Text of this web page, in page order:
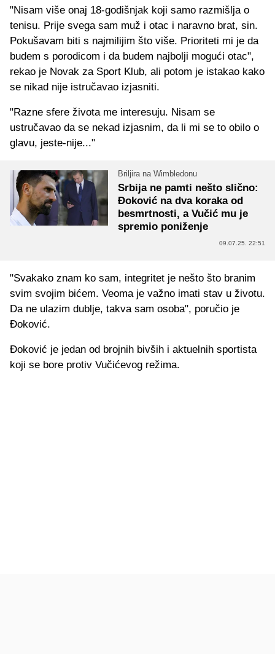
"Nisam više onaj 18-godišnjak koji samo razmišlja o
tenisu. Prije svega sam muž i otac i naravno brat, sin.
Pokušavam biti s najmilijim što više. Prioriteti mi je da
budem s porodicom i da budem najbolji mogući otac",
rekao je Novak za Sport Klub, ali potom je istakao kako
se nikad nije istručavao izjasniti.
"Razne sfere života me interesuju. Nisam se
ustručavao da se nekad izjasnim, da li mi se to obilo o
glavu, jeste-nije..."
Briljira na Wimbledonu
Srbija ne pamti nešto slično:
Đoković na dva koraka od
besmrtnosti, a Vučić mu je
spremio poniženje
09.07.25. 22:51
"Svakako znam ko sam, integritet je nešto što branim
svim svojim bićem. Veoma je važno imati stav u životu.
Da ne ulazim dublje, takva sam osoba", poručio je
Đoković.
Đoković je jedan od brojnih bivših i aktuelnih sportista
koji se bore protiv Vučićevog režima.